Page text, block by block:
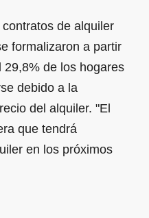
de alquiler
formalizaron a partir
29,8% de los hogares
debido a la
del alquiler. "El
que tendrá
en los próximos